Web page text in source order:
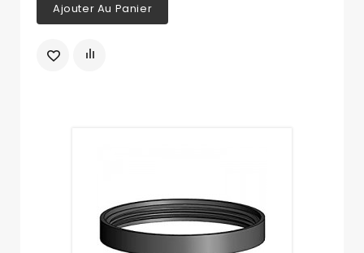
Ajouter Au Panier